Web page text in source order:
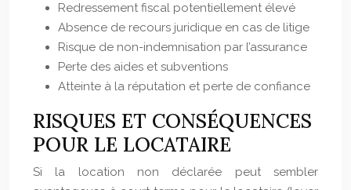
Redressement fiscal potentiellement élevé
Absence de recours juridique en cas de litige
Risque de non-indemnisation par l’assurance
Perte des aides et subventions
Atteinte à la réputation et perte de confiance
RISQUES ET CONSÉQUENCES
POUR LE LOCATAIRE
Si la location non déclarée peut sembler